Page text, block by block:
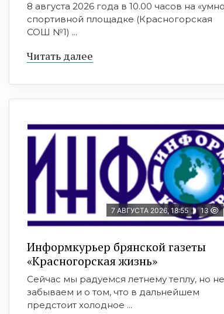
8 августа 2026 года в 10.00 часов на
спортивной площадке (Красногорская
СОШ №1) ...
Читать далее
7 АВГУСТА 2026, 18:55 13
Информкурьер брянской газеты
«Красногорская жизнь»
Сейчас мы радуемся летнему теплу, но не
забываем и о том, что в дальнейшем
предстоит холодное ...